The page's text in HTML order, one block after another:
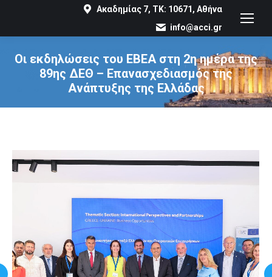
Ακαδημίας 7, ΤΚ: 10671, Αθήνα
info@acci.gr
Οι εκδηλώσεις του ΕΒΕΑ στη 2η ημέρα της
89ης ΔΕΘ – Επανασχεδιασμός της
Ανάπτυξης της Ελλάδας
You are here: